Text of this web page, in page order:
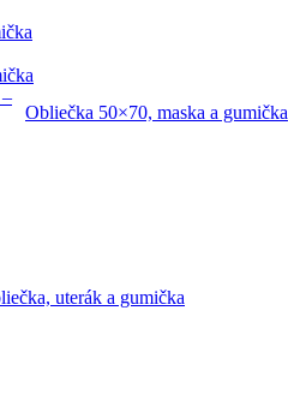
Obliečka 50×70, maska a gumička
uterák a gumička